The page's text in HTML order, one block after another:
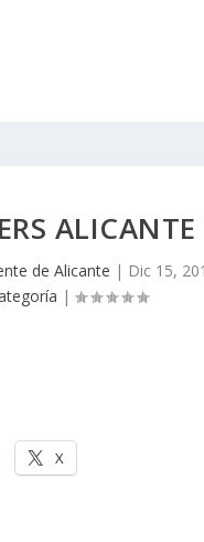
de Alicante | Dic 15,
|
X